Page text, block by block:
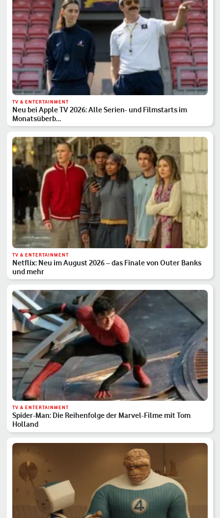
TV & ENTERTAINMENT
Neu bei Apple TV 2026: Alle Serien- und Filmstarts im
Monatsüberb…
TV & ENTERTAINMENT
Netflix: Neu im August 2026 – das Finale von Outer Banks
und mehr
TV & ENTERTAINMENT
Spider-Man: Die Reihenfolge der Marvel-Filme mit Tom
Holland